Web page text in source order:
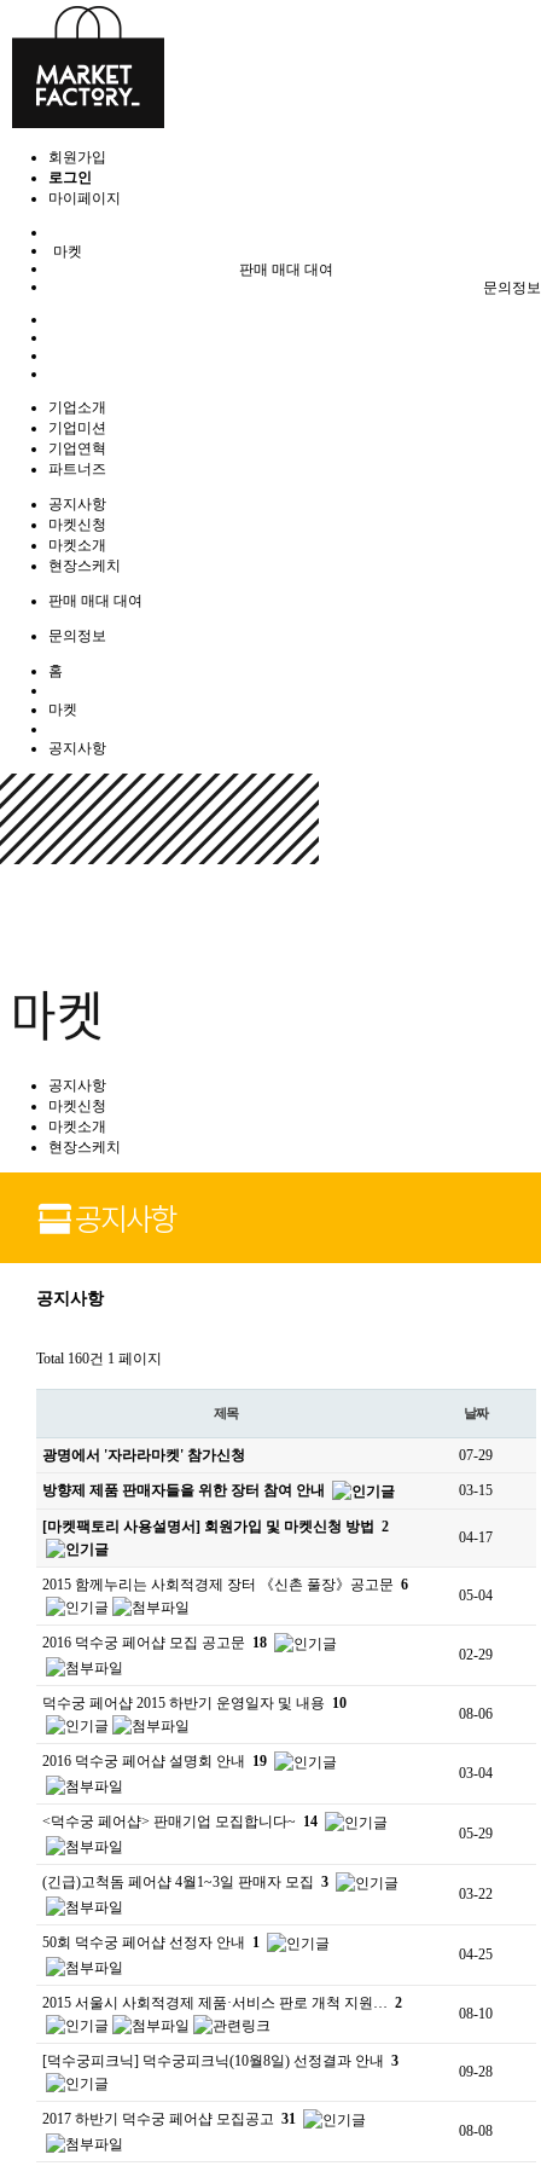
회원가입
로그인
마이페이지
마켓
판매 매대 대여
문의정보
기업소개
기업미션
기업연혁
파트너즈
공지사항
마켓신청
마켓소개
현장스케치
판매 매대 대여
문의정보
홈
마켓
공지사항
공지사항
마켓신청
마켓소개
현장스케치
공지사항
Total 160건 1 페이지
제목 날짜
광명에서 '자라라마켓' 참가신청 07-29
방향제 제품 판매자들을 위한 장터 참여 안내 03-15
[마켓팩토리 사용설명서] 회원가입 및 마켓신청 방법 2
04-17
2015 함께누리는 사회적경제 장터 《신촌 풀장》공고문 6
05-04
2016 덕수궁 페어샵 모집 공고문 18
02-29
덕수궁 페어샵 2015 하반기 운영일자 및 내용 10
08-06
2016 덕수궁 페어샵 설명회 안내 19
03-04
<덕수궁 페어샵> 판매기업 모집합니다~ 14
05-29
(긴급)고척돔 페어샵 4월1~3일 판매자 모집 3
03-22
50회 덕수궁 페어샵 선정자 안내 1
04-25
2015 서울시 사회적경제 제품·서비스 판로 개척 지원… 2
08-10
[덕수궁피크닉] 덕수궁피크닉(10월8일) 선정결과 안내 3
09-28
2017 하반기 덕수궁 페어샵 모집공고 31
08-08